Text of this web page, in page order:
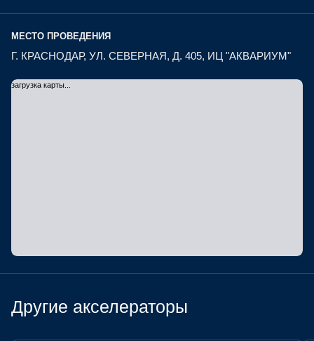
МЕСТО ПРОВЕДЕНИЯ
Г. КРАСНОДАР, УЛ. СЕВЕРНАЯ, Д. 405, ИЦ "АКВАРИУМ"
загрузка карты...
Другие акселераторы